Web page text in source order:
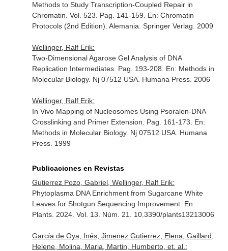
Methods to Study Transcription-Coupled Repair in
Chromatin. Vol. 523. Pag. 141-159. En: Chromatin
Protocols (2nd Edition) . Alemania. Springer Verlag. 2009
Wellinger, Ralf Erik:
Two-Dimensional Agarose Gel Analysis of DNA
Replication Intermediates. Pag. 193-208. En: Methods in
Molecular Biology. Nj 07512 USA. Humana Press. 2006
Wellinger, Ralf Erik:
In Vivo Mapping of Nucleosomes Using Psoralen-DNA
Crosslinking and Primer Extension. Pag. 161-173. En:
Methods in Molecular Biology. Nj 07512 USA. Humana
Press. 1999
Publicaciones en Revistas
Gutierrez Pozo, Gabriel, Wellinger, Ralf Erik:
Phytoplasma DNA Enrichment from Sugarcane White
Leaves for Shotgun Sequencing Improvement. En:
Plants. 2024. Vol. 13. Núm. 21. 10.3390/plants13213006
García de Oya, Inés, Jimenez Gutierrez, Elena, Gaillard,
Helene, Molina, Maria, Martin, Humberto, et. al.: